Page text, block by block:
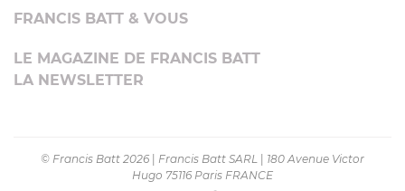
FRANCIS BATT & VOUS
LE MAGAZINE DE FRANCIS BATT
LA NEWSLETTER
© Francis Batt 2026 Francis Batt SARL
180 Avenue Victor
Hugo 75116 Paris FRANCE